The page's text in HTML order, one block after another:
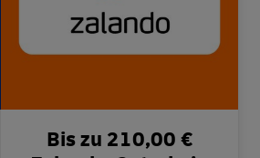
Bis zu 210,00 €